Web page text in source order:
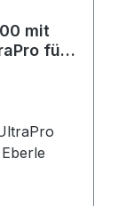
mit
für